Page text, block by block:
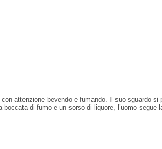
attenzione bevendo e fumando. Il suo sguardo
di fumo e un sorso di liquore, l’uomo segue